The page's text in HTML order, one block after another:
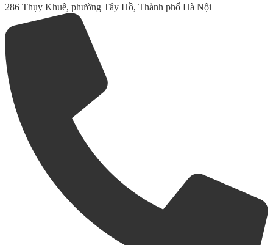
286 Thụy Khuê, phường Tây Hồ, Thành phố Hà Nội